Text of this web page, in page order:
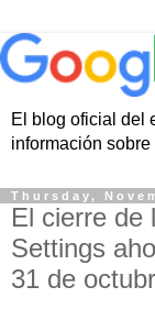
El blog oficial del
información
Thursday,
El cierre de
Settings
31 de